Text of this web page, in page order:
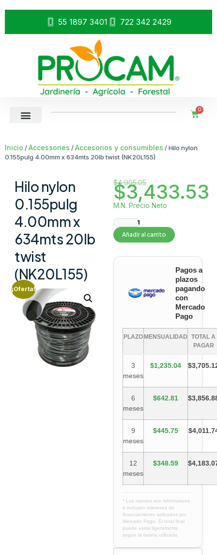
55 1897 3401 722 342 2429
0
Inicio /Accessories /Accesorios y consumibles / Hilo nylon
0.155pulg 4.00mm x 634mts 20lb twist (NK20L155)
Hilo nylon
0.155pulg
4.00mm x
634mts 20lb
twist
(NK20L155)
¡Oferta!
$4,905.05
$3,433.53
M.N. Precio Neto
Añadir al carrito
Pagos a
plazos
pagando
con
Mercado
Pago
PLAZO MENSUALIDAD
TOTAL A
PAGAR
3
meses
$1,235.04
6
meses
$642.81
9
meses
$445.75
12
meses
$348.59
* Los montos son informativos
e incluyen intereses de
financiamiento aplicados por
Mercado Pago. El total final
puede variar ligeramente
según la tarjeta utilizada.